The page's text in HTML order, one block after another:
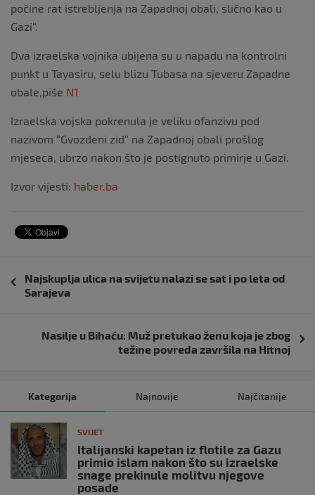
počine rat istrebljenja na Zapadnoj obali, slično kao u
Gazi“.
Dva izraelska vojnika ubijena su u napadu na kontrolni
punkt u Tayasiru, selu blizu Tubasa na sjeveru Zapadne
obale,piše N1
Izraelska vojska pokrenula je veliku ofanzivu pod
nazivom “Gvozdeni zid” na Zapadnoj obali prošlog
mjeseca, ubrzo nakon što je postignuto primirje u Gazi.
Izvor vijesti: haber.ba
objava
Najskuplja ulica na svijetu nalazi se sat i po leta od
Sarajeva
Nasilje u Bihaću: Muž pretukao ženu koja je zbog
težine povreda završila na Hitnoj
Kategorija Najnovije Najčitanije
SVIJET
Italijanski kapetan iz flotile za Gazu
primio islam nakon što su izraelske
snage prekinule molitvu njegove
posade